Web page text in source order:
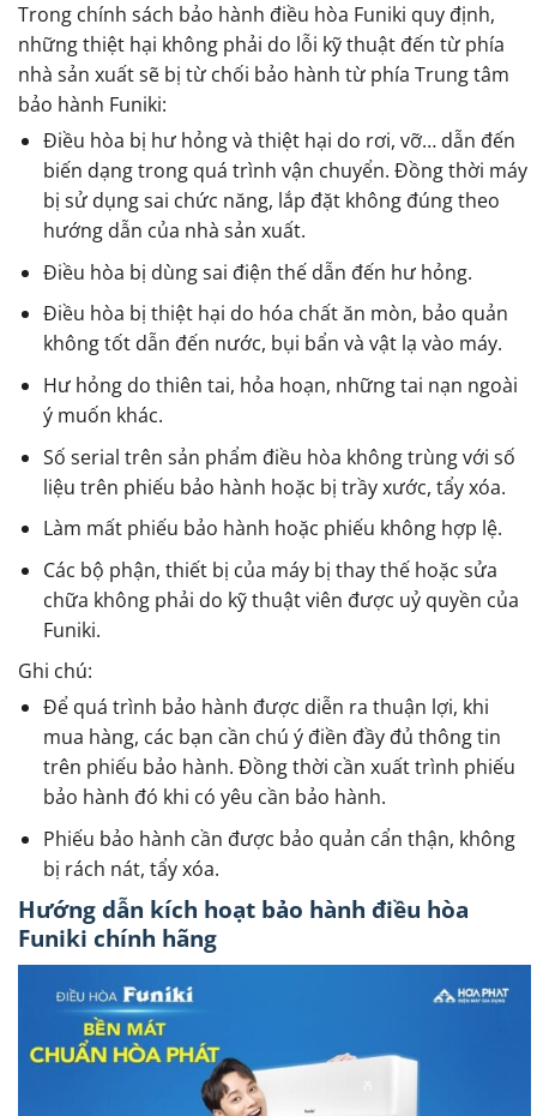
Trong chính sách bảo hành điều hòa Funiki quy định,
những thiệt hại không phải do lỗi kỹ thuật đến từ phía
nhà sản xuất sẽ bị từ chối bảo hành từ phía Trung tâm
bảo hành Funiki:
Điều hòa bị hư hỏng và thiệt hại do rơi, vỡ… dẫn đến
biến dạng trong quá trình vận chuyển. Đồng thời máy
bị sử dụng sai chức năng, lắp đặt không đúng theo
hướng dẫn của nhà sản xuất.
Điều hòa bị dùng sai điện thế dẫn đến hư hỏng.
Điều hòa bị thiệt hại do hóa chất ăn mòn, bảo quản
không tốt dẫn đến nước, bụi bẩn và vật lạ vào máy.
Hư hỏng do thiên tai, hỏa hoạn, những tai nạn ngoài
ý muốn khác.
Số serial trên sản phẩm điều hòa không trùng với số
liệu trên phiếu bảo hành hoặc bị trầy xước, tẩy xóa.
Làm mất phiếu bảo hành hoặc phiếu không hợp lệ.
Các bộ phận, thiết bị của máy bị thay thế hoặc sửa
chữa không phải do kỹ thuật viên được uỷ quyền của
Funiki.
Ghi chú:
Để quá trình bảo hành được diễn ra thuận lợi, khi
mua hàng, các bạn cần chú ý điền đầy đủ thông tin
trên phiếu bảo hành. Đồng thời cần xuất trình phiếu
bảo hành đó khi có yêu cần bảo hành.
Phiếu bảo hành cần được bảo quản cẩn thận, không
bị rách nát, tẩy xóa.
Hướng dẫn kích hoạt bảo hành điều hòa
Funiki chính hãng